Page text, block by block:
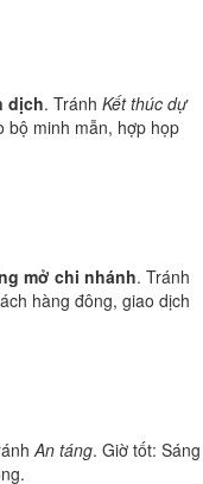
dịch. Tránh Kết thúc dự
bộ minh mẫn, hợp họp
mở chi nhánh. Tránh
hàng đông, giao dịch
An táng. Giờ tốt: Sáng